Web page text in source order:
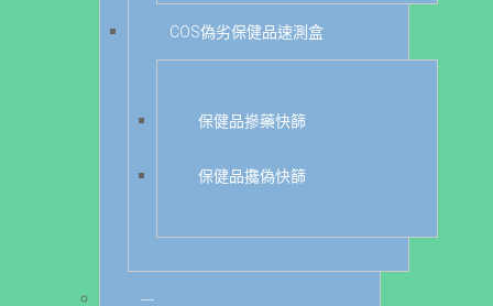
COS偽劣保健品速測盒
保健品摻藥快篩
保健品攙偽快篩
---